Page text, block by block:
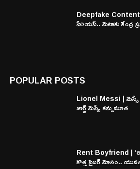
Deepfake Content
సీరియస్.. మెటాకు కేంద్ర
POPULAR POSTS
Lionel Messi | మెస్సీ
జార్జ్ మెస్సీ కన్నుమూత
Rent Boyfriend |
కొత్త సైబర్ మోసం..